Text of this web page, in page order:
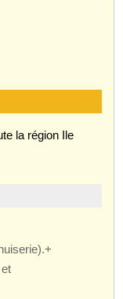
la région Ile